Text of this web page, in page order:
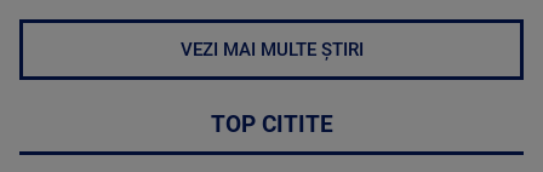
VEZI MAI MULTE ȘTIRI
TOP CITITE